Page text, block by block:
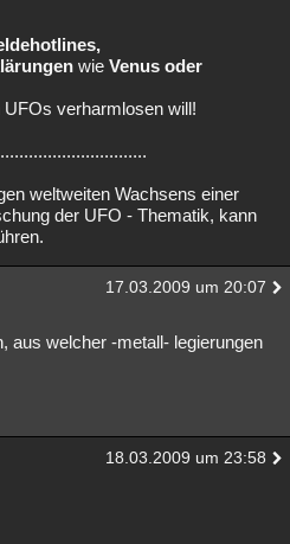
wie Venus oder
verharmlosen will!
weltweiten Wachsens einer
der UFO - Thematik, kann
17.03.2009 um 20:07
aus welcher -metall- legierungen
18.03.2009 um 23:58